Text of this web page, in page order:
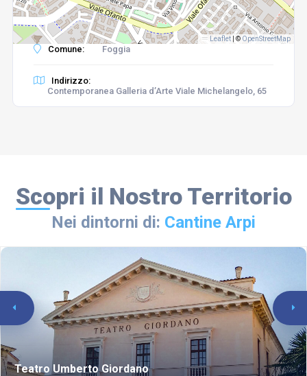
Leaflet © OpenStreetMap
Comune: Foggia
Indirizzo:
Contemporanea Galleria d’Arte Viale Michelangelo, 65
Scopri il Nostro Territorio
Nei dintorni di: Cantine Arpi
Teatro Umberto Giordano